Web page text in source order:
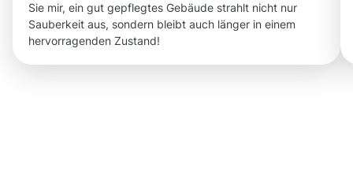
Sie mir, ein gut gepflegtes Gebäude strahlt nicht nur
Sauberkeit aus, sondern bleibt auch länger in einem
hervorragenden Zustand!